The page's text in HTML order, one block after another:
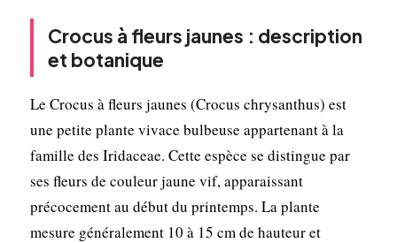
Crocus à fleurs jaunes : description
et botanique
Le Crocus à fleurs jaunes (Crocus chrysanthus) est
une petite plante vivace bulbeuse appartenant à la
famille des Iridaceae. Cette espèce se distingue par
ses fleurs de couleur jaune vif, apparaissant
précocement au début du printemps. La plante
mesure généralement 10 à 15 cm de hauteur et